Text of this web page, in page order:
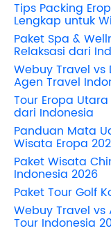
Tips Packing
Lengkap untuk
Paket Spa &
Relaksasi dari
Webuy Travel
Agen Travel
Tour Eropa
dari Indonesia
Panduan Mata
Wisata Eropa
Paket Wisata
Indonesia 2026
Paket Tour Golf
Webuy Travel
Tour Indonesia